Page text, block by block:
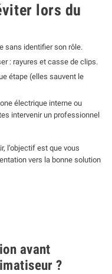
lors du
sans identifier son rôle.
: rayures et casse de clips.
étape (elles sauvent le
électrique interne ou
intervenir un professionnel
l’objectif est que vous
vers la bonne solution
avant
?